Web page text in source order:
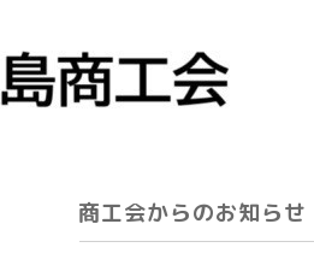
商工会からのお知らせ